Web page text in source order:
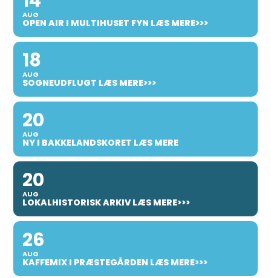
AUG
OPEN AIR I MULTIHUSET FYN LÆS MERE>>>
18
AUG
SOGNEUDFLUGT LÆS MERE>>>
20
AUG
NY I BAKKELANDSKORET LÆS MERE
20
AUG
LOKALHISTORISK ARKIV LÆS MERE>>>
26
AUG
KAFFEMIX I PRÆSTEGÅRDEN LÆS MERE>>>